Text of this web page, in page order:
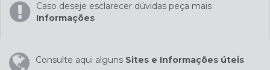
Caso deseje esclarecer dúvidas peça mais
Informações
Consulte aqui alguns Sites e Informações úteis